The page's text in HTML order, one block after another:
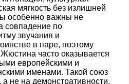
мягкость без излишней
особенно важны не
совпадение по
звучания и
в паре, поэтому
часто оказывается
европейскими и
именами. Такой союз
не на демонстративности,